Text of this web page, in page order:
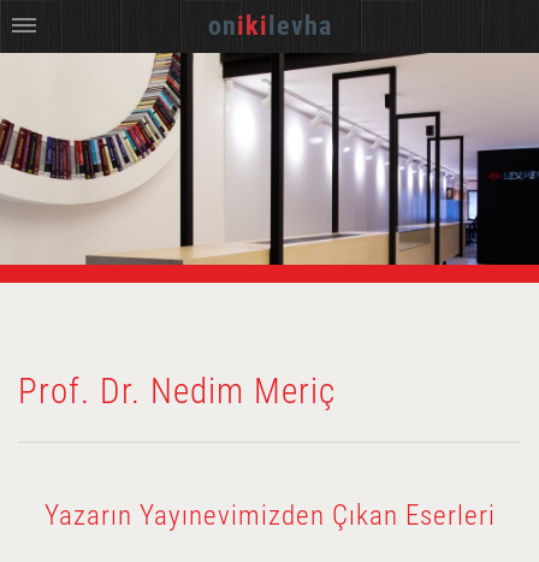
Prof. Dr. Nedim Meriç
Yazarın Yayınevimizden Çıkan Eserleri
oniki levha